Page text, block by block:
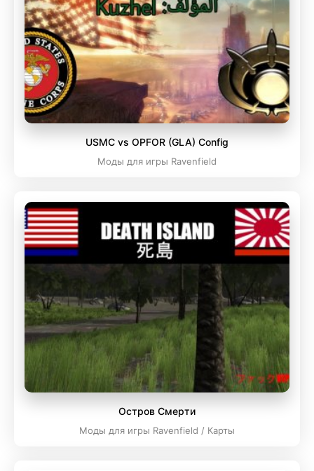
USMC vs OPFOR (GLA) Config
Моды для игры Ravenfield
Остров Смерти
Моды для игры Ravenfield / Карты